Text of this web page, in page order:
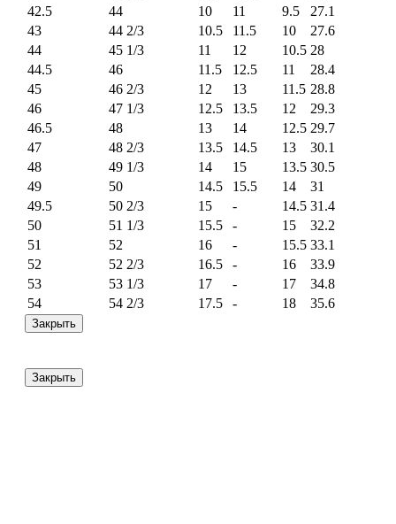
42.5
44 10 11 9.5
27.1
43
44 2/3 10.5 11.5 10
27.6
44
45 1/3 11 12 10.5 28
44.5
46 11.5 12.5 11
28.4
45
46 2/3 12 13 11.5 28.8
46
47 1/3 12.5 13.5 12
29.3
46.5
48 13 14 12.5 29.7
47
48 2/3 13.5 14.5 13
30.1
48
49 1/3 14 15 13.5 30.5
49
50 14.5 15.5 14
31
49.5
50 2/3 15 - 14.5 31.4
50
51 1/3 15.5 - 15
32.2
51
52 16 - 15.5 33.1
52
52 2/3 16.5 - 16
33.9
53
53 1/3 17 - 17
34.8
54
54 2/3 17.5 - 18 35.6
Закрыть
Закрыть